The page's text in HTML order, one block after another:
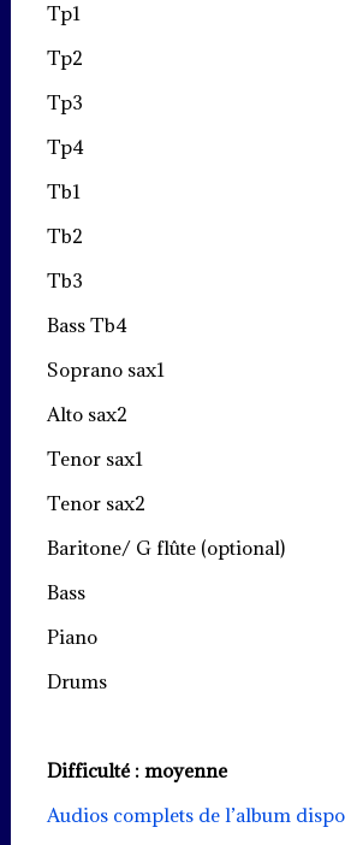
Tp1
Tp2
Tp3
Tp4
Tb1
Tb2
Tb3
Bass Tb4
Soprano sax1
Alto sax2
Tenor sax1
Tenor sax2
Baritone/ G flûte (optional)
Bass
Piano
Drums
Difficulté : moyenne
Audios complets de l’album